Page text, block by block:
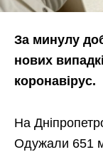
За минулу
нових
коронавірус.
На
Одужали 651